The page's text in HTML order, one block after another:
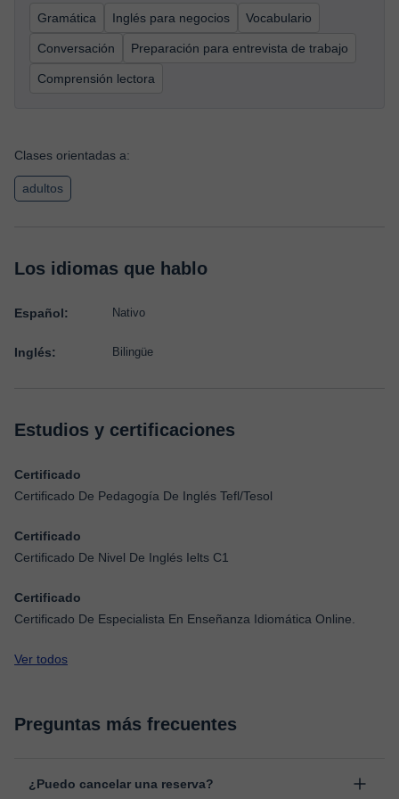
Gramática Inglés para negocios Vocabulario
Conversación Preparación para entrevista de trabajo
Comprensión lectora
Clases orientadas a:
adultos
Los idiomas que hablo
Español: Nativo
Inglés: Bilingüe
Estudios y certificaciones
Certificado
Certificado De Pedagogía De Inglés Tefl/Tesol
Certificado
Certificado De Nivel De Inglés Ielts C1
Certificado
Certificado De Especialista En Enseñanza Idiomática Online.
Ver todos
Preguntas más frecuentes
¿Puedo cancelar una reserva?